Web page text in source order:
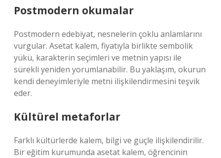
Postmodern okumalar
Postmodern edebiyat, nesnelerin çoklu anlamlarını
vurgular. Asetat kalem, fiyatıyla birlikte sembolik
yükü, karakterin seçimleri ve metnin yapısı ile
sürekli yeniden yorumlanabilir. Bu yaklaşım, okurun
kendi deneyimleriyle metni ilişkilendirmesini teşvik
eder.
Kültürel metaforlar
Farklı kültürlerde kalem, bilgi ve güçle ilişkilendirilir.
Bir eğitim kurumunda asetat kalem, öğrencinin